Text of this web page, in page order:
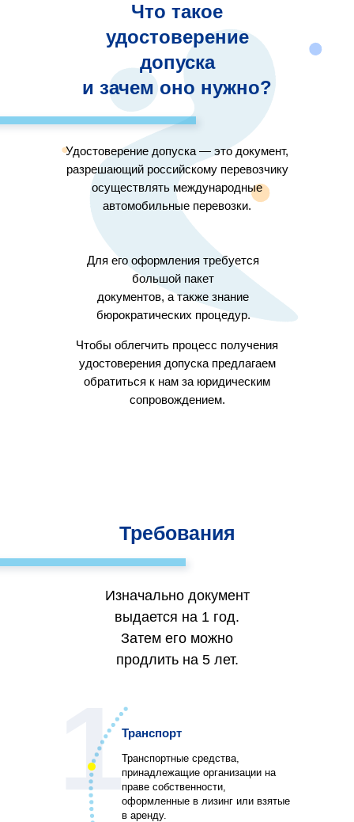
Что такое
удостоверение
допуска
и зачем оно нужно?
Для его оформления требуется
большой пакет
документов, а также знание
бюрократических процедур.
Чтобы облегчить процесс получения
удостоверения допуска предлагаем
обратиться к нам за юридическим
сопровождением.
Удостоверение допуска — это документ,
разрешающий российскому перевозчику
осуществлять международные
автомобильные перевозки.
Требования
Изначально документ
выдается на 1 год.
Затем его можно
продлить на 5 лет.
Транспорт
Транспортные средства,
принадлежащие организации на
праве собственности,
оформленные в лизинг или взятые
в аренду.
1